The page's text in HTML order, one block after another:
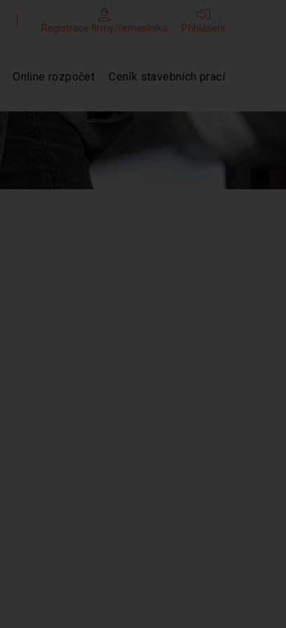
Registrace firmy/řemeslníka Přihlášení
Online rozpočet Ceník stavebních prací